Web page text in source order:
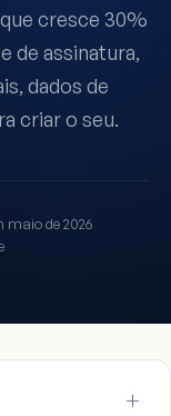
cresce 30%
de assinatura,
dados de
criar o seu.
maio de 2026